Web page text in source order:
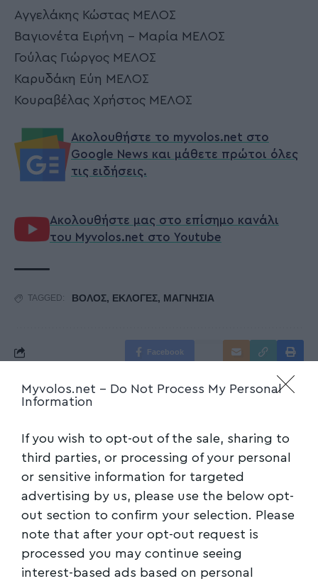
Myvolos.net - Do Not Process My Personal
Information
If you wish to opt-out of the sale, sharing to
third parties, or processing of your personal
or sensitive information for targeted
advertising by us, please use the below opt-
out section to confirm your selection. Please
note that after your opt-out request is
processed you may continue seeing
interest-based ads based on personal
Αγγελάκης Κώστας ΜΕΛΟΣ
Βαγιονέτα Ειρήνη – Μαρία ΜΕΛΟΣ
Γούλας Γιώργος ΜΕΛΟΣ
Καρυδάκη Εύη ΜΕΛΟΣ
Κουραβέλας Χρήστος ΜΕΛΟΣ
Ακολουθήστε το myvolos.net στο
Google News και μάθετε πρώτοι όλες
τις ειδήσεις.
Ακολουθήστε μας στο επίσημο κανάλι
του Myvolos.net στο Youtube
TAGGED: ΒΟΛΟΣ, ΕΚΛΟΓΕΣ, ΜΑΓΝΗΣΙΑ
Facebook